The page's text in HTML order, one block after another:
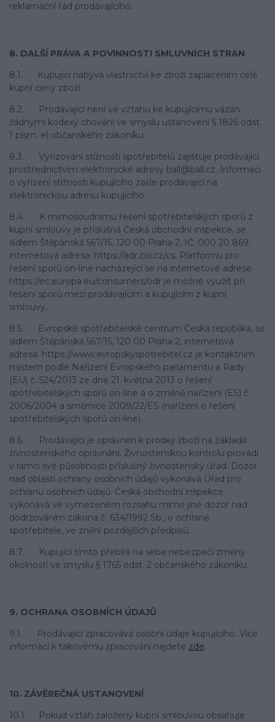
reklamační řád prodávajícího.
8. DALŠÍ PRÁVA A POVINNOSTI SMLUVNÍCH STRAN
8.1. Kupující nabývá vlastnictví ke zboží zaplacením celé
kupní ceny zboží.
8.2. Prodávající není ve vztahu ke kupujícímu vázán
žádnými kodexy chování ve smyslu ustanovení § 1826 odst.
1 písm. e) občanského zákoníku.
8.3. Vyřizování stížností spotřebitelů zajišťuje prodávající
prostřednictvím elektronické adresy ball@ball.cz. Informaci
o vyřízení stížnosti kupujícího zašle prodávající na
elektronickou adresu kupujícího.
8.4. K mimosoudnímu řešení spotřebitelských sporů z
kupní smlouvy je příslušná Česká obchodní inspekce, se
sídlem Štěpánská 567/15, 120 00 Praha 2, IČ: 000 20 869,
internetová adresa: https://adr.coi.cz/cs. Platformu pro
řešení sporů on-line nacházející se na internetové adrese
https://ec.europa.eu/consumers/odr je možné využít při
řešení sporů mezi prodávajícím a kupujícím z kupní
smlouvy.
8.5. Evropské spotřebitelské centrum Česká republika, se
sídlem Štěpánská 567/15, 120 00 Praha 2, internetová
adresa: https://www.evropskyspotrebitel.cz je kontaktním
místem podle Nařízení Evropského parlamentu a Rady
(EU) č. 524/2013 ze dne 21. května 2013 o řešení
spotřebitelských sporů on-line a o změně nařízení (ES) č.
2006/2004 a směrnice 2009/22/ES (nařízení o řešení
spotřebitelských sporů on-line).
8.6. Prodávající je oprávněn k prodeji zboží na základě
živnostenského oprávnění. Živnostenskou kontrolu provádí
v rámci své působnosti příslušný živnostenský úřad. Dozor
nad oblastí ochrany osobních údajů vykonává Úřad pro
ochranu osobních údajů. Česká obchodní inspekce
vykonává ve vymezeném rozsahu mimo jiné dozor nad
dodržováním zákona č. 634/1992 Sb., o ochraně
spotřebitele, ve znění pozdějších předpisů.
8.7. Kupující tímto přebírá na sebe nebezpečí změny
okolností ve smyslu § 1765 odst. 2 občanského zákoníku.
9. OCHRANA OSOBNÍCH ÚDAJŮ
9.1. Prodávající zpracovává osobní údaje kupujícího. Více
informací k takovému zpracování najdete zde.
10. ZÁVĚREČNÁ USTANOVENÍ
10.1. Pokud vztah založený kupní smlouvou obsahuje